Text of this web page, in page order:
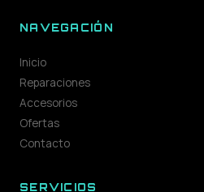
NAVEGACIÓN
Inicio
Reparaciones
Accesorios
Ofertas
Contacto
SERVICIOS